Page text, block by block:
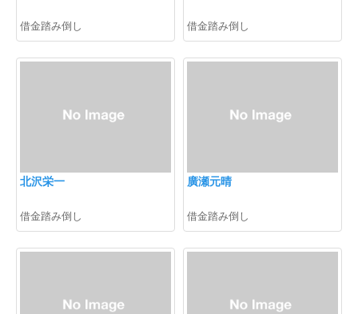
借金踏み倒し 借金踏み倒し
北沢栄一
借金踏み倒し
廣瀬元晴
借金踏み倒し